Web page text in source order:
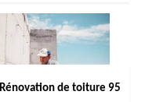
Rénovation de toiture 95